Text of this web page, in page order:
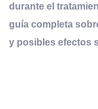
durante el
guía completa
y posibles efectos